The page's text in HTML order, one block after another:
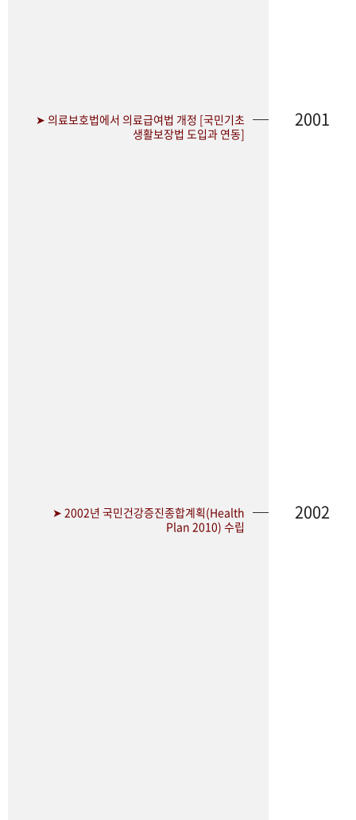
➤ 의료보호법에서 의료급여법 개정 [국민기초
생활보장법 도입과 연동]
2001
➤ 2002년 국민건강증진종합계획(Health
Plan 2010) 수립
2002